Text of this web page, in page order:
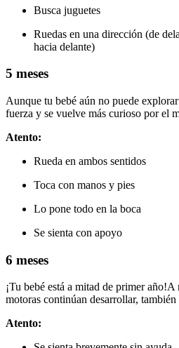
Busca juguetes
Ruedas en una dirección (de
hacia delante)
5 meses
Aunque tu bebé aún no puede
fuerza y se vuelve más curioso por el
Atento:
Rueda en ambos sentidos
Toca con manos y pies
Lo pone todo en la boca
Se sienta con apoyo
6 meses
¡Tu bebé está a mitad de primer año!A
motoras continúan desarrollar,
Atento: